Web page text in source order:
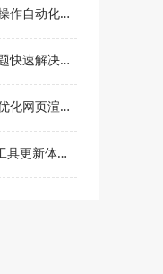
化方法探索
速解决教程
页渲染时间
新体验评测